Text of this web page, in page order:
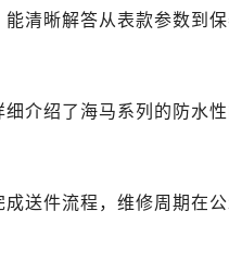
清晰解答从表款参数到
介绍了海马系列的防水
送件流程，维修周期在公